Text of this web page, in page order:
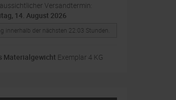
Versandtermin:
14. August 2026
innerhalb der nächsten 22:03 Stunden.
Materialgewicht Exemplar 4 KG